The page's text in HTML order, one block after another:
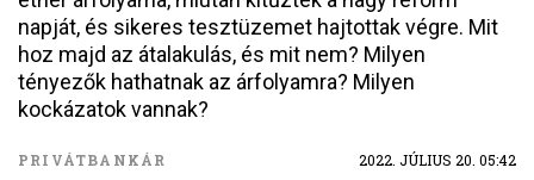
napját, és sikeres tesztüzemet hajtottak végre. Mit
hoz majd az átalakulás, és mit nem? Milyen
tényezők hathatnak az árfolyamra? Milyen
kockázatok vannak?
PRIVÁTBANKÁR 2022. JÚLIUS 20. 05:42